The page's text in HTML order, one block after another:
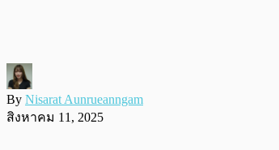
By Nisarat Aunrueanngam
สิงหาคม 11, 2025